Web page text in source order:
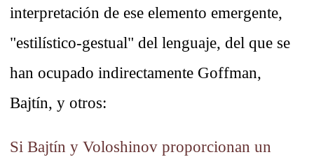
interpretación de ese elemento emergente,
"estilístico-gestual" del lenguaje, del que se
han ocupado indirectamente Goffman,
Bajtín, y otros:
Si Bajtín y Voloshinov proporcionan un